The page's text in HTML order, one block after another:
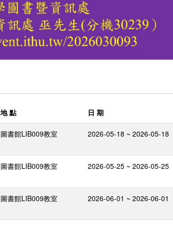
地 點 日 期
圖書館LIB009教室 2026-05-18 ~ 2026-05-18
圖書館LIB009教室 2026-05-25 ~ 2026-05-25
圖書館LIB009教室 2026-06-01 ~ 2026-06-01